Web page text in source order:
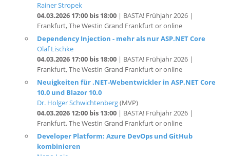
Frankfurt, The Westin Grand Frankfurt or online
Dependency Injection - mehr als nur ASP.NET Core
Olaf Lischke
04.03.2026 17:00 bis 18:00 | BASTA! Frühjahr 2026 |
Frankfurt, The Westin Grand Frankfurt or online
Neuigkeiten für .NET-Webentwickler in ASP.NET Core
10.0 und Blazor 10.0
Dr. Holger Schwichtenberg(MVP)
04.03.2026 12:00 bis 13:00
Frankfurt, The Westin Grand Frankfurt or online
Developer Platform: Azure DevOps und GitHub
kombinieren
Neno Loje
04.03.2026 12:00 bis 13:00